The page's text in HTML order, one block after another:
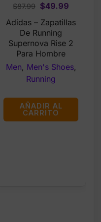
$87.99 Original
price
was:
$87.99.
$49.99
$49.99.
Adidas – Zapatillas
De Running
Supernova Rise 2
Para Hombre
Men, Men's Shoes,
Running
AÑADIR AL
CARRITO